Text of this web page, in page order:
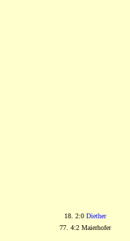
18. 2:0 Diether
77. 4:2 Maierhofer